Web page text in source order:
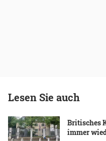
Lesen Sie auch
Britisches
immer